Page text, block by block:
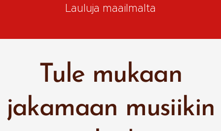
Lauluja maailmalta
Tule mukaan
jakamaan musiikin